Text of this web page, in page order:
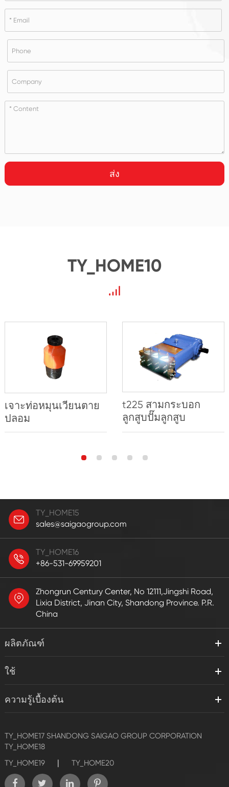
ส่ง
TY_HOME10
เจาะท่อหมุนเวียนตาย
ปลอม
t225 สามกระบอก
ลูกสูบปั๊มลูกสูบ
TY_HOME15
sales@saigaogroup.com
TY_HOME16
+86-531-69959201
Zhongrun Century Center, No 12111,Jingshi Road,
Lixia District, Jinan City, Shandong Province. P.R.
China
ผลิตภัณฑ์
ใช้
ความรู้เบื้องต้น
TY_HOME17 SHANDONG SAIGAO GROUP CORPORATION
TY_HOME18
TY_HOME19
| TY_HOME20